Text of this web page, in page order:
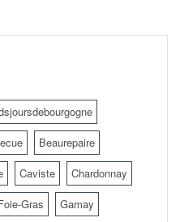
Beaurepaire
Caviste
Chardonnay
Gras
Gamay